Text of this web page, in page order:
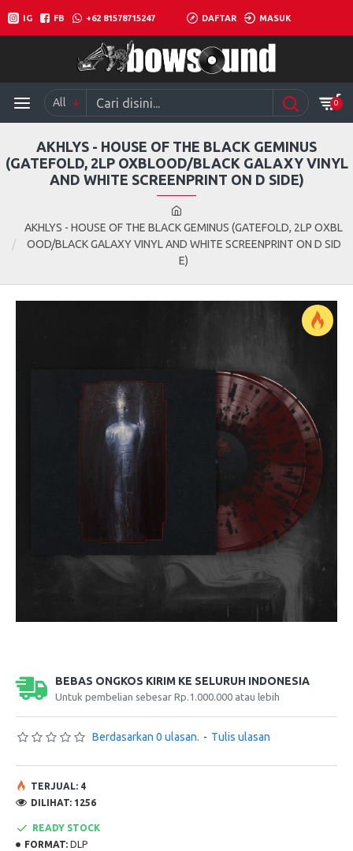
IG FB +62 81578715247 DAFTAR MASUK
All 0
AKHLYS - HOUSE OF THE BLACK GEMINUS (GATEFOLD, 2LP OXBL
OOD/BLACK GALAXY VINYL AND WHITE SCREENPRINT ON D SID
E)
AKHLYS - HOUSE OF THE BLACK GEMINUS
(GATEFOLD, 2LP OXBLOOD/BLACK GALAXY VINYL
AND WHITE SCREENPRINT ON D SIDE)
BEBAS ONGKOS KIRIM KE SELURUH INDONESIA
Untuk pembelian sebesar Rp.1.000.000 atau lebih
Berdasarkan 0 ulasan. - Tulis ulasan
READY STOCK
FORMAT: DLP
TERJUAL: 4
DILIHAT: 1256